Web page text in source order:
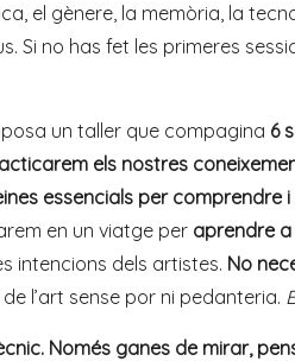
el gènere, la memòria, la
Si no has fet les primeres
un taller que compagina 6
els nostres
essencials per comprendre
en un viatge per aprendre
intencions dels artistes. No
l’art sense por ni pedanteria.
Només ganes de mirar,